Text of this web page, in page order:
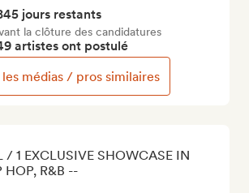
/ 1 EXCLUSIVE SHOWCASE IN
HOP, R&B --
jours restants
la clôture des candidatures
artistes ont postulé
médias / pros similaires